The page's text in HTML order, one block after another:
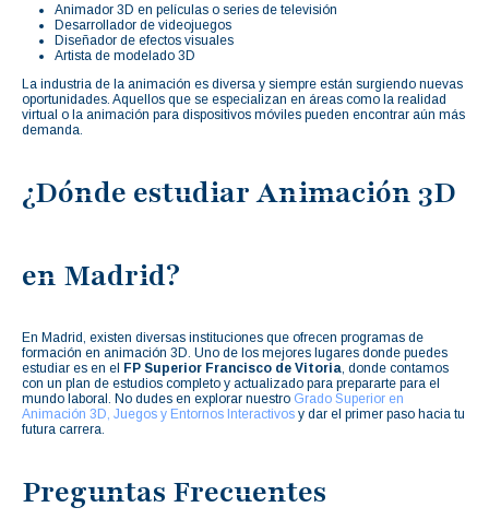
Animador 3D en películas o series de televisión
Desarrollador de videojuegos
Diseñador de efectos visuales
Artista de modelado 3D
La industria de la animación es diversa y siempre están surgiendo nuevas
oportunidades. Aquellos que se especializan en áreas como la realidad
virtual o la animación para dispositivos móviles pueden encontrar aún más
demanda.
¿Dónde estudiar Animación 3D
en Madrid?
En Madrid, existen diversas instituciones que ofrecen programas de
formación en animación 3D. Uno de los mejores lugares donde puedes
estudiar es en el FP Superior Francisco de Vitoria, donde contamos
con un plan de estudios completo y actualizado para prepararte para el
mundo laboral. No dudes en explorar nuestro Grado Superior en
Animación 3D, Juegos y Entornos Interactivos y dar el primer paso hacia tu
futura carrera.
Preguntas Frecuentes